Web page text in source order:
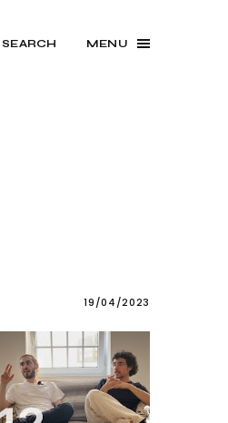
SEARCH MENU
19/04/2023